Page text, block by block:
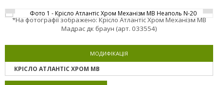
*На фотографії зображено: Крісло Атлантіс Хром Механізм MB
Мадрас дк браун (арт. 033554)
МОДИФІКАЦІЯ
КРІСЛО АТЛАНТІС ХРОМ MB